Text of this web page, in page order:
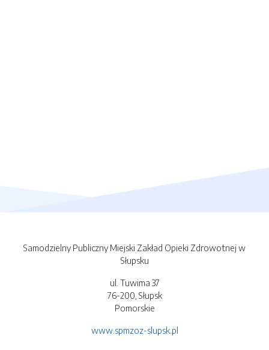
Samodzielny Publiczny Miejski Zakład Opieki Zdrowotnej w
Słupsku
ul. Tuwima 37
76-200, Słupsk
Pomorskie
www.spmzoz-slupsk.pl